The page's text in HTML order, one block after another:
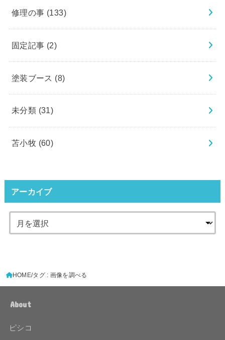
修理の事 (133)
固定記事 (2)
塗装ブース (8)
未分類 (31)
苫小牧 (60)
アーカイブ
HOME タグ : 画像を調べる
About
ピシコ